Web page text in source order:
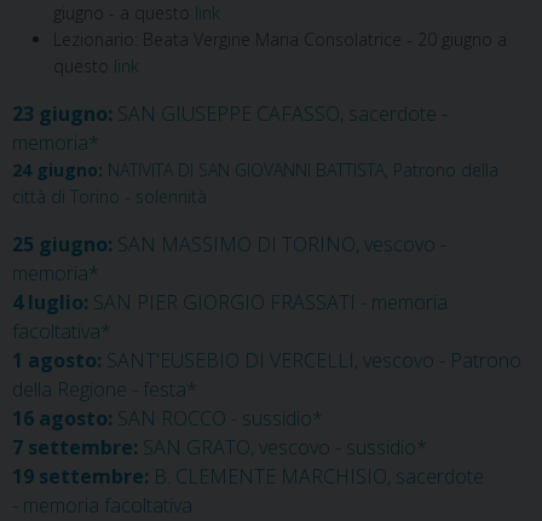
giugno - a questo link
Lezionario: Beata Vergine Maria Consolatrice - 20 giugno a
questo link
23 giugno: SAN GIUSEPPE CAFASSO, sacerdote -
memoria*
24 giugno: NATIVITA DI SAN GIOVANNI BATTISTA, Patrono della
città di Torino - solennità
25 giugno: SAN MASSIMO DI TORINO, vescovo -
memoria*
4 luglio: SAN PIER GIORGIO FRASSATI - memoria
facoltativa*
1 agosto: SANT'EUSEBIO DI VERCELLI, vescovo - Patrono
della Regione - festa*
16 agosto: SAN ROCCO - sussidio*
7 settembre: SAN GRATO, vescovo - sussidio*
19 settembre: B. CLEMENTE MARCHISIO, sacerdote
- memoria facoltativa